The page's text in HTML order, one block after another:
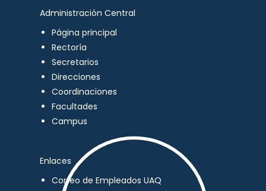
Administración Central
Página principal
Rectoría
Secretarios
Direcciones
Coordinaciones
Facultades
Campus
Enlaces
Correo de Empleados UAQ